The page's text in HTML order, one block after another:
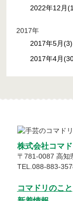
2022年12月
2017年
2017年5月(3)
2017年4月
株式会社コマド
〒 781-0087 高知
TEL. 088-883-
コマドリのこと